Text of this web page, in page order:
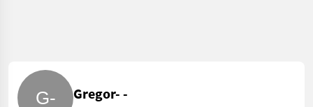
Gregor- -